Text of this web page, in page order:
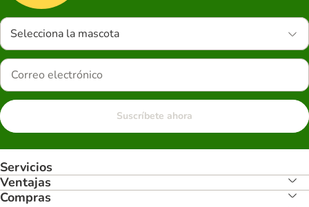
Selecciona la mascota
Suscríbete ahora
Servicios
Ventajas
Compras